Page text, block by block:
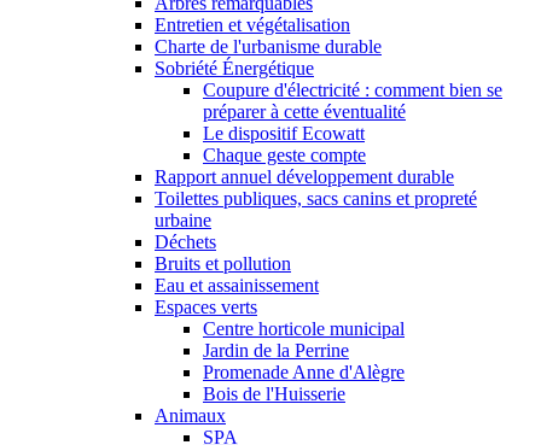
Entretien et végétalisation
Charte de l'urbanisme durable
Sobriété Énergétique
Coupure d'électricité : comment bien se
préparer à cette éventualité
Le dispositif Ecowatt
Chaque geste compte
Rapport annuel développement durable
Toilettes publiques, sacs canins et propreté
urbaine
Déchets
Bruits et pollution
Eau et assainissement
Espaces verts
Centre horticole municipal
Jardin de la Perrine
Promenade Anne d'Alègre
Bois de l'Huisserie
Animaux
SPA